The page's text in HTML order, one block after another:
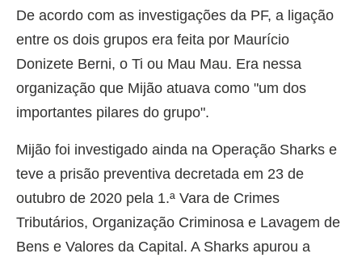
De acordo com as investigações da PF, a ligação
entre os dois grupos era feita por Maurício
Donizete Berni, o Ti ou Mau Mau. Era nessa
organização que Mijão atuava como "um dos
importantes pilares do grupo".
Mijão foi investigado ainda na Operação Sharks e
teve a prisão preventiva decretada em 23 de
outubro de 2020 pela 1.ª Vara de Crimes
Tributários, Organização Criminosa e Lavagem de
Bens e Valores da Capital. A Sharks apurou a